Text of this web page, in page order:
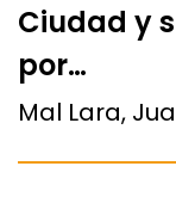
Ciudad y
por…
Mal Lara,